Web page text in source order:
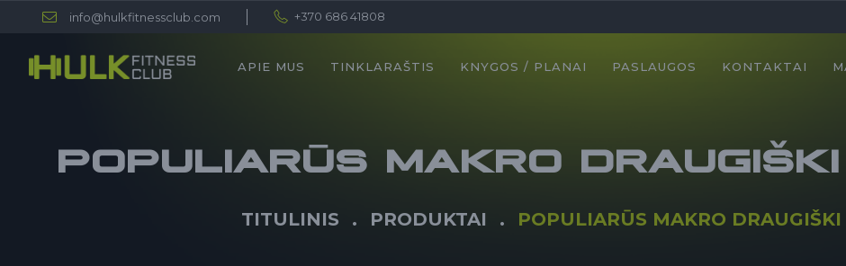
info@hulkfitnessclub.com +370 686 41808
APIE MUS TINKLARAŠTIS KNYGOS / PLANAI PASLAUGOS KONTAKTAI
POPULIARŪS MAKRO
TITULINIS PRODUKTAI POPULIARŪS MAKRO